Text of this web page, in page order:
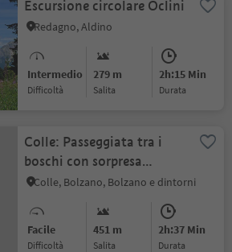
Escursione circolare Oclini
Redagno, Aldino
Intermedio
Difficoltà
279 m
Salita
2h:15 Min
durata
Colle: Passeggiata tra i
boschi con sorpresa
panoramica
Colle, Bolzano, Bolzano e dintorni
Facile
Difficoltà
451 m
Salita
2h:37 Min
durata